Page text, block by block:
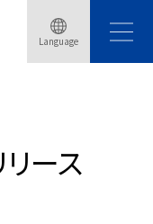
Language
ース